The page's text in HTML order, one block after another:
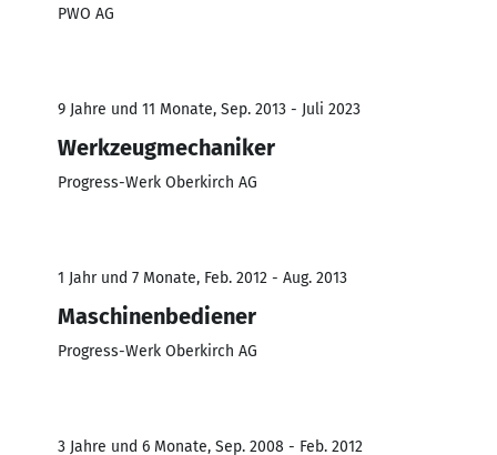
PWO AG
9 Jahre und 11 Monate, Sep. 2013 - Juli 2023
Werkzeugmechaniker
Progress-Werk Oberkirch AG
1 Jahr und 7 Monate, Feb. 2012 - Aug. 2013
Maschinenbediener
Progress-Werk Oberkirch AG
3 Jahre und 6 Monate, Sep. 2008 - Feb. 2012